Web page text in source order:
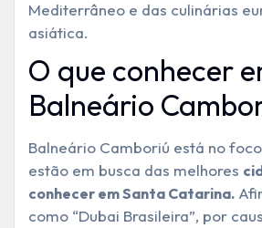
Mediterrâneo e das culinárias
asiática.
O que conhecer
Balneário
Balneário Camboriú está no
estão em busca das melhores
conhecer em Santa Catarina.
como “Dubai Brasileira”, por